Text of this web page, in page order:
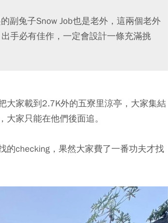
副兔子Snow Job也是老外，這兩個老外
手必有佳作，一定會設計一條充滿挑
大家載到2.7K外的五寮里涼亭，大家集結
家只能在他們後面追。
的checking，果然大家費了一番功夫才找